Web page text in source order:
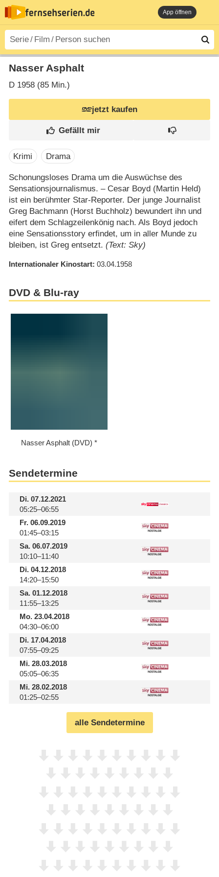
App öffnen
Nasser Asphalt
D1958 (85 Min.)
jetzt kaufen
Krimi Drama
Schonungsloses Drama um die Auswüchse des
Sensationsjournalismus. – Cesar Boyd (Martin Held)
ist ein berühmter Star-Reporter. Der junge Journalist
Greg Bachmann (Horst Buchholz) bewundert ihn und
eifert dem Schlagzeilenkönig nach. Als Boyd jedoch
eine Sensationsstory erfindet, um in aller Munde zu
bleiben, ist Greg entsetzt. (Text: Sky)
Internationaler Kinostart 03.04.1958
DVD & Blu-ray
Nasser Asphalt (DVD)
Sendetermine
Di.07.12.2021
05:25–06:55
Fr.06.09.2019
01:45–03:15
Sa.06.07.2019
10:10–11:40
Di.04.12.2018
14:20–15:50
Sa.01.12.2018
11:55–13:25
Mo.23.04.2018
04:30–06:00
Di.17.04.2018
07:55–09:25
Mi.28.03.2018
05:05–06:35
Mi.28.02.2018
01:25–02:55
alle Sendetermine